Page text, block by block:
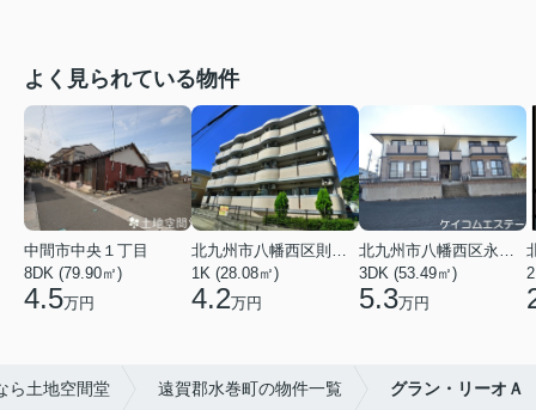
よく見られている物件
中間市中央１丁目
8DK (79.90㎡)
4.5万円
北九州市八幡西区則松１丁目
1K (28.08㎡)
4.2万円
北九州市八幡西区永犬丸５丁目
3DK (53.49㎡)
5.3万円
ら土地空間堂 遠賀郡水巻町の物件一覧 グラン・リーオＡ